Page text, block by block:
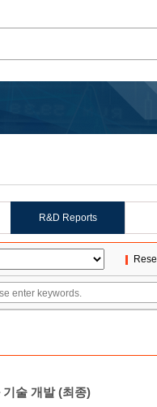
R&D Reports
술 개발 (최종)